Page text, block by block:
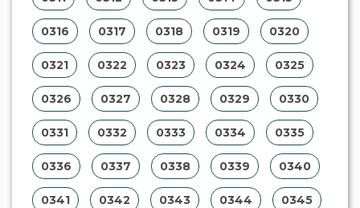
0316 0317 0318 0319 0320
0321 0322 0323 0324 0325
0326 0327 0328 0329 0330
0331 0332 0333 0334 0335
0336 0337 0338 0339 0340
0341 0342 0343 0344 0345